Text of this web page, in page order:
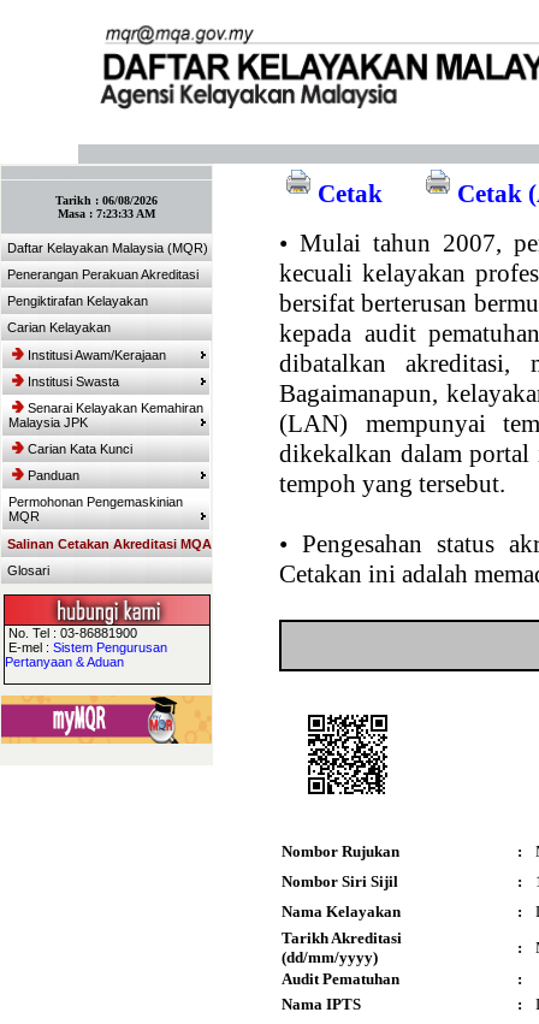
Tarikh : 06/08/2026
Masa : 7:23:33 AM
Daftar Kelayakan Malaysia (MQR)
Penerangan Perakuan Akreditasi
Pengiktirafan Kelayakan
Carian Kelayakan
Institusi Awam/Kerajaan
Institusi Swasta
Senarai Kelayakan Kemahiran
Malaysia JPK
Carian Kata Kunci
Panduan
Permohonan Pengemaskinian
MQR
Salinan Cetakan Akreditasi MQA
Glosari
No. Tel : 03-86881900
E-mel : Sistem Pengurusan
Pertanyaan & Aduan
Cetak
Cetak
• Mulai tahun 2007,
kecuali kelayakan
bersifat berterusan
kepada audit
dibatalkan akreditasi,
Bagaimanapun,
(LAN) mempunyai
dikekalkan dalam portal
tempoh yang tersebut.
• Pengesahan status
Cetakan ini adalah
Nombor Rujukan :
Nombor Siri Sijil
:
Nama Kelayakan
:
Tarikh Akreditasi
(dd/mm/yyyy)
:
Audit Pematuhan
:
Nama IPTS
: